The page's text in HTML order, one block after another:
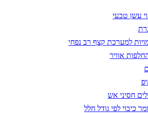
עשן טבעי
למערכת קצף רב נפחי
אוויר
חסיני אש
כיבוי לפי גודל חלל